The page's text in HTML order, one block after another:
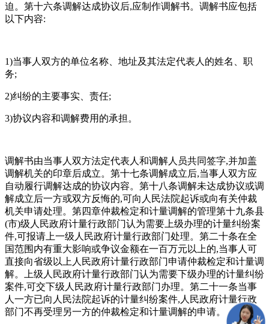
迫。第十六条调解达成协议后,应制作调解书。调解书应包括
以下内容:
1)当事人双方的单位名称、地址及其法定代表人的姓名、职
务;
2)纠纷的主要事实、责任;
3)协议内容和调解费用的承担。
调解书由当事人双方法定代表人和调解人员共同签字,并加盖
调解机关的印章后成立。第十七条调解成立后,当事人双方应
自动履行调解达成的协议内容。第十八条调解未达成协议或调
解成立后一方或双方反悔的,可向人民法院起诉或向有关仲裁
机关申请处理。第四章仲裁检定和计量调解的管理第十九条县
(市)级人民政府计量行政部门认为需要上级办理的计量纠纷案
件,可报请上一级人民政府计量行政部门处理。第二十条在全
国范围内有重大影响或争议金额在一百万元以上的,当事人可
直接向省级以上人民政府计量行政部门申请仲裁检定和计量调
解。上级人民政府计量行政部门认为需要下级办理的计量纠纷
案件,可交下级人民政府计量行政部门办理。第二十一条当事
人一方已向人民法院起诉的计量纠纷案件,人民政府计量行政
部门不再受理另一方的仲裁检定和计量调解的申请。